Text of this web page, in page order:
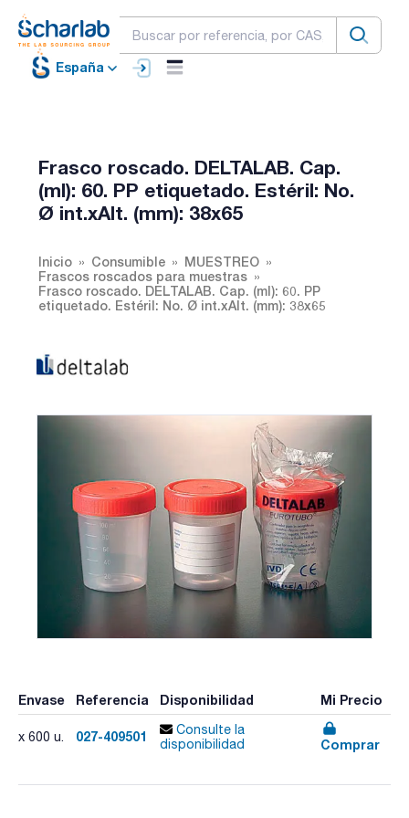
España
Frasco roscado. DELTALAB. Cap.
(ml): 60. PP etiquetado. Estéril: No.
Ø int.xAlt. (mm): 38x65
Inicio Consumible
MUESTREO
Frascos roscados para muestras
Frasco roscado. DELTALAB. Cap. (ml): 60. PP
etiquetado. Estéril: No. Ø int.xAlt. (mm): 38x65
Envase Referencia Disponibilidad Mi Precio
x 600 u. 027-409501
Consulte la
disponibilidad
Comprar